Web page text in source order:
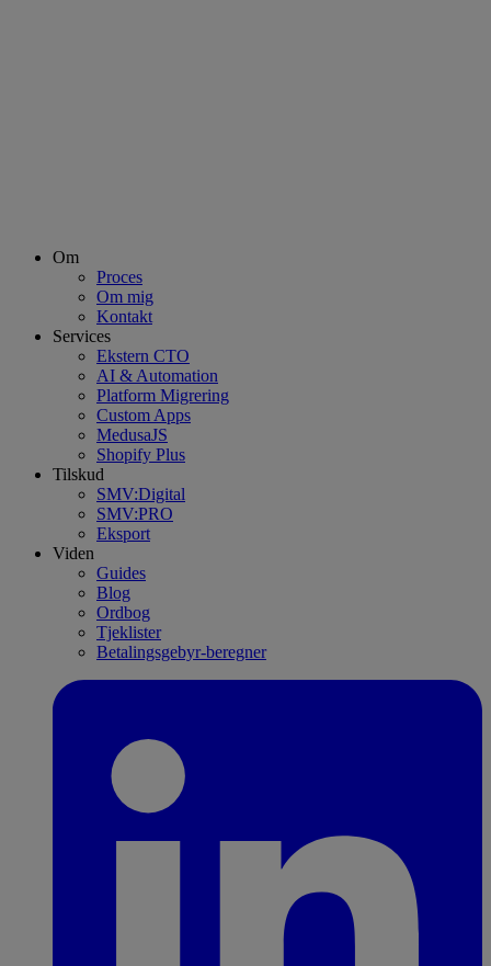
Om
Proces
Om mig
Kontakt
Services
Ekstern CTO
AI & Automation
Platform Migrering
Custom Apps
MedusaJS
Shopify Plus
Tilskud
SMV:Digital
SMV:PRO
Eksport
Viden
Guides
Blog
Ordbog
Tjeklister
Betalingsgebyr-beregner